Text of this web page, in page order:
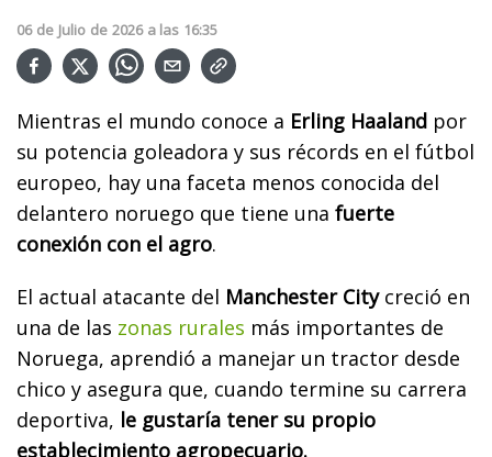
06 de Julio de 2026 a las 16:35
Mientras el mundo conoce a Erling Haaland por
su potencia goleadora y sus récords en el fútbol
europeo, hay una faceta menos conocida del
delantero noruego que tiene una fuerte
conexión con el agro.
El actual atacante del Manchester Citycreció en
una de las zonas rurales más importantes de
Noruega, aprendió a manejar un tractor desde
chico y asegura que, cuando termine su carrera
deportiva, le gustaría tener su propio
establecimiento agropecuario.